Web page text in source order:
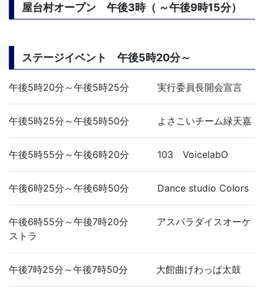
屋台村オープン 午後3時（ ～午後9時15分）
ステージイベント 午後5時20分～
午後5時20分～午後5時25分 実行委員長開会宣言
午後5時25分～午後5時50分 よさこいチーム緑天嘉
午後5時55分～午後6時20分 103 VoicelabO
午後6時25分～午後6時50分 Dance studio Colors
午後6時55分～午後7時20分 アスパラダイスオーケ
ストラ
午後7時25分～午後7時50分 大館曲げわっぱ太鼓